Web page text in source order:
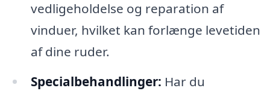
vedligeholdelse og reparation af
vinduer, hvilket kan forlænge levetiden
af dine ruder.
Specialbehandlinger: Har du